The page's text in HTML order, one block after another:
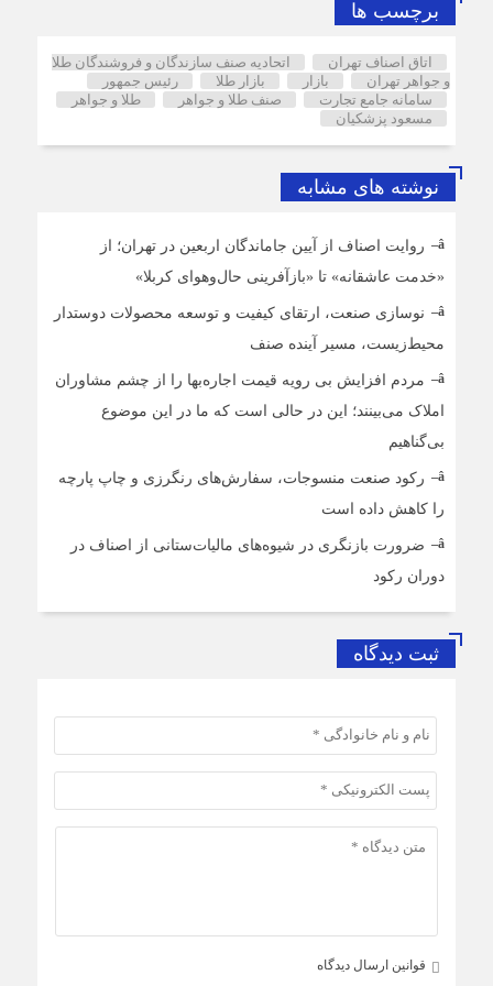
برچسب ها
اتاق اصناف تهران
اتحادیه صنف سازندگان و فروشندگان طلا
و جواهر تهران
بازار بازار طلا
رئیس جمهور
سامانه جامع تجارت
صنف طلا و جواهر
طلا و جواهر
مسعود پزشکیان
نوشته های مشابه
روایت اصناف از آیین جاماندگان اربعین در تهران؛ از
«خدمت عاشقانه» تا «بازآفرینی حال‌وهوای کربلا»
نوسازی صنعت، ارتقای کیفیت و توسعه محصولات دوستدار
محیط‌زیست، مسیر آینده صنف
مردم افزایش بی رویه قیمت اجاره‌بها را از چشم مشاوران
املاک می‌بینند؛ این در حالی است که ما در این موضوع
بی‌گناهیم
رکود صنعت منسوجات، سفارش‌های رنگرزی و چاپ پارچه
را کاهش داده است
ضرورت بازنگری در شیوه‌های مالیات‌ستانی از اصناف در
دوران رکود
ثبت دیدگاه
قوانین ارسال دیدگاه